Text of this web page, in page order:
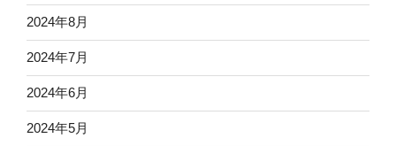
2024年8月
2024年7月
2024年6月
2024年5月